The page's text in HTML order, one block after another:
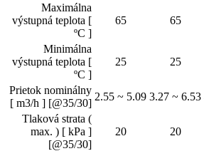
Maximálna
výstupná teplota [
ºC ]
65 65
Minimálna
výstupná teplota [
ºC ]
25 25
Prietok nominálny
[ m3/h ] [@35/30]
2.55 ~ 5.09 3.27 ~ 6.53
Tlaková strata (
max. ) [ kPa ]
[@35/30]
20 20